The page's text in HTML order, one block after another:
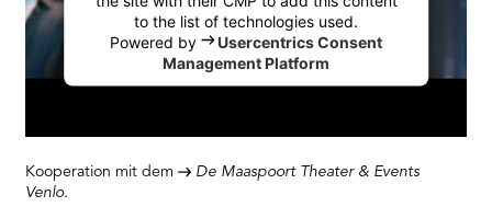
to the list of technologies used.
Powered by
Usercentrics Consent
Management Platform
Kooperation mit dem
De Maaspoort Theater & Events
Venlo.